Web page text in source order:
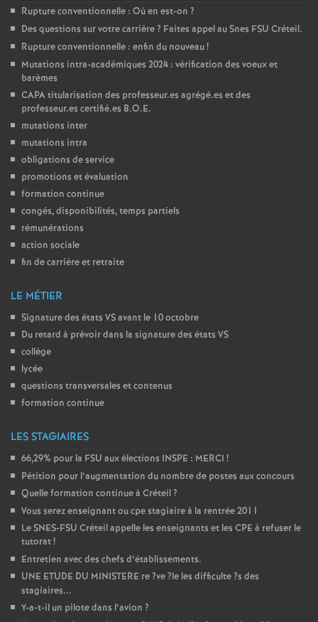
o
u
r
Rupture conventionnelle : Où en est-on ?
Des questions sur votre carrière? Faites appel au Snes FSU Créteil.
Rupture conventionnelle : enfin du nouveau!
Mutations intra-académiques 2024 : vérification des voeux et
barèmes
CAPAtitularisation des professeur.es agrégé.es et des
professeur.es certifié.es B.O.E.
mutations inter
mutations intra
obligations de service
promotions et évaluation
formation continue
congés, disponibilités, temps partiels
rémunérations
action sociale
fin de carrière et retraite
LE MÉTIER
Signature des états VSavant le 10 octobre
Du retard à prévoir dans la signature des états VS
collège
lycée
questions transversales et contenus
formation continue
LES STAGIAIRES
66,29% pour la FSU aux élections INSPE : MERCI !
Pétition pour l’augmentation du nombre de postes aux concours
Quelle formation continue à Créteil?
Vous serez enseignant ou cpe stagiaire à la rentrée 2011
LeSNES-FSU Créteil appelle les enseignants et les CPE à refuser le
tutorat!
Entretien avec des chefs d’établissements.
UNE ETUDE DU MINISTERE re?ve?le les difficulte?s des
stagiaires...
Y-a-t-il un pilote dans l’avion ?